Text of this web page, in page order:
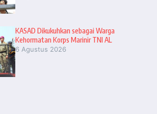
KASAD Dikukuhkan sebagai Warga
Kehormatan Korps Marinir TNI AL
6 Agustus 2026